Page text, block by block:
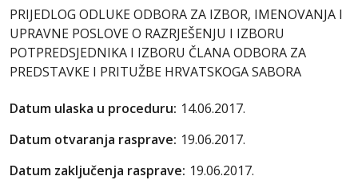
PRIJEDLOG ODLUKE ODBORA ZA IZBOR, IMENOVANJA I
UPRAVNE POSLOVE O RAZRJEŠENJU I IZBORU
POTPREDSJEDNIKA I IZBORU ČLANA ODBORA ZA
PREDSTAVKE I PRITUŽBE HRVATSKOGA SABORA
Datum ulaska u proceduru: 14.06.2017.
Datum otvaranja rasprave: 19.06.2017.
Datum zaključenja rasprave: 19.06.2017.